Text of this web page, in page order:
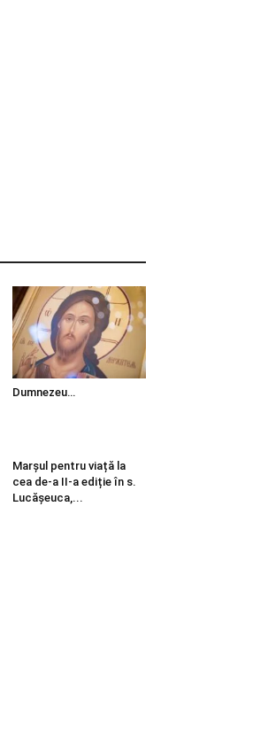
Dumnezeu…
Marșul pentru viață la
cea de-a II-a ediție în s.
Lucășeuca,...